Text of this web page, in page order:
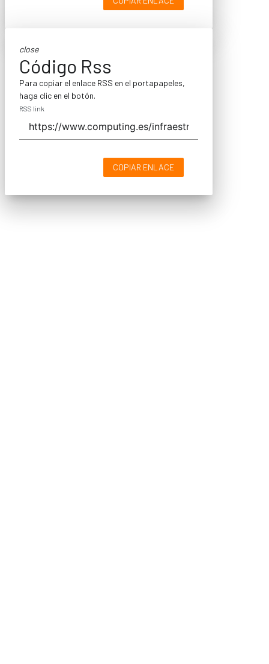
close
Código Rss
Para copiar el enlace RSS en el portapapeles,
haga clic en el botón.
RSS link
COPIAR ENLACE